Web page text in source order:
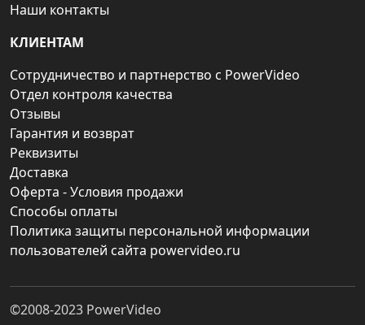
Наши контакты
КЛИЕНТАМ
Сотрудничество и партнерство с PowerVideo
Отдел контроля качества
Отзывы
Гарантия и возврат
Реквизиты
Доставка
Оферта - Условия продажи
Способы оплаты
Политика защиты персональной информации
пользователей сайта powervideo.ru
©2008-2023 PowerVideo